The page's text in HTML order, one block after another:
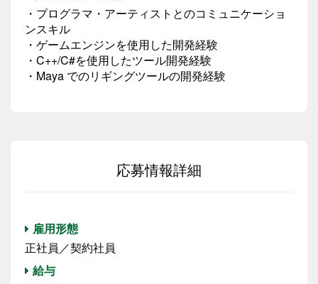
・プログラマ・アーティストとのコミュニケーショ
ンスキル
・ゲームエンジンを使用した開発経験
・C++/C#を使用したツール開発経験
・Maya でのリギングツールの開発経験
応募情報詳細
雇用形態
正社員／契約社員
給与